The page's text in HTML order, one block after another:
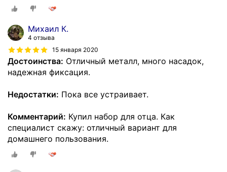
Михаил К.
4 отзыва
15 января 2020
Достоинства: Отличный металл, много насадок,
надежная фиксация.
Недостатки: Пока все устраивает.
Комментарий: Купил набор для отца. Как
специалист скажу: отличный вариант для
домашнего пользования.